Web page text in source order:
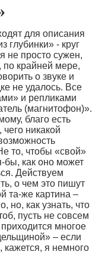
для описания
глубинки» - круг
не просто сужен,
по крайней мере,
о звуке и
не удалось. Все
и репликами
(магнитофон)».
благо есть
никакой
то, чтобы «свой»
бы, как оно может
Действуем
о чем это пишут
та-же картина –
но, как узнать, что
пусть не совсем
многое
– если
кажется, я немного